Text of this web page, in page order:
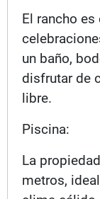
El rancho
un baño,
disfrutar de
libre.
Piscina:
La
metros,